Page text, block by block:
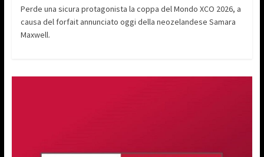
Perde una sicura protagonista la coppa del Mondo XCO 2026, a
causa del forfait annunciato oggi della neozelandese Samara
Maxwell.